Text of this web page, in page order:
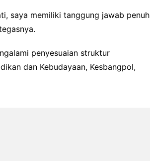
saya memiliki tanggung jawab penuh
penyesuaian struktur
dan Kebudayaan, Kesbangpol,